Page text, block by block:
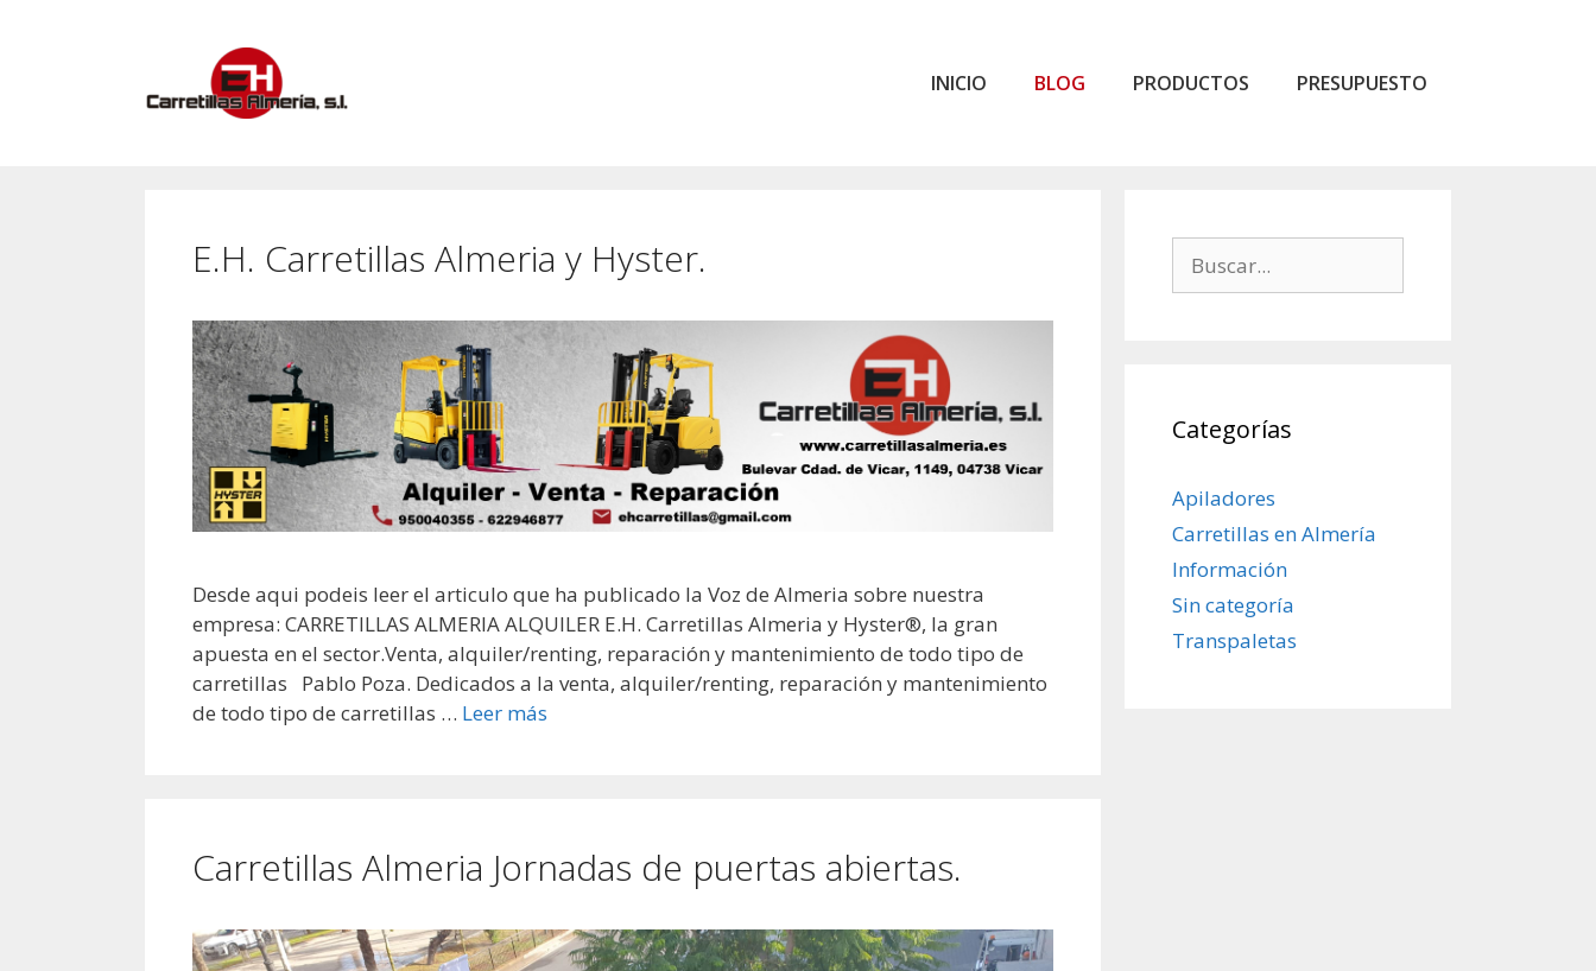
INICIO BLOG PRODUCTOS PRESUPUESTO
E.H. Carretillas Almeria y Hyster.
Desde aqui podeis leer el articulo que ha publicado la Voz de Almeria sobre nuestra
empresa: CARRETILLAS ALMERIA ALQUILER E.H. Carretillas Almeria y Hyster®, la gran
apuesta en el sector.Venta, alquiler/renting, reparación y mantenimiento de todo tipo de
carretillas Pablo Poza. Dedicados a la venta, alquiler/renting, reparación y mantenimiento
de todo tipo de carretillas … Leer más
Carretillas Almeria Jornadas de puertas abiertas.
Categorías
Apiladores
Carretillas en Almería
Información
Sin categoría
Transpaletas